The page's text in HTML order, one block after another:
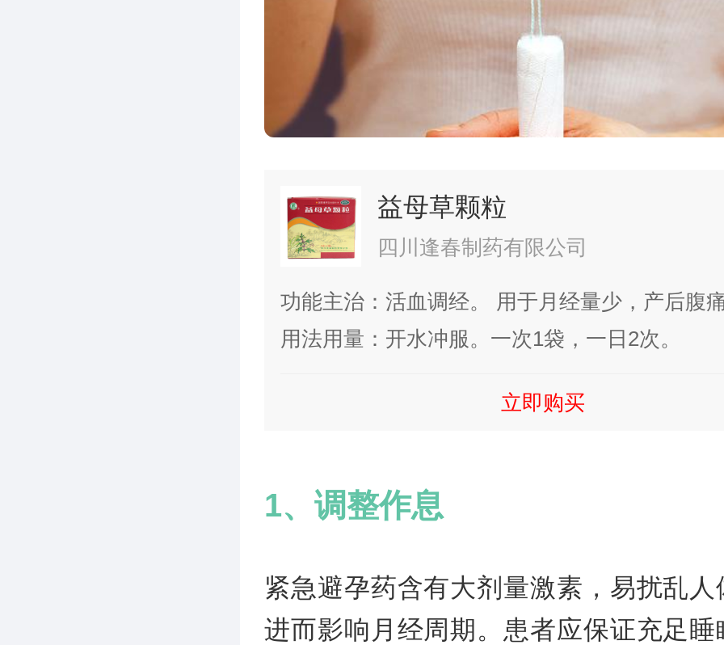
益母草颗粒
四川逢春制药有限公司
功能主治：活血调经。 用于月经量少，产后腹
用法用量：开水冲服。一次1袋，一日2次。
立即购买
1、调整作息
紧急避孕药含有大剂量激素，易扰乱人
进而影响月经周期。患者应保证充足睡